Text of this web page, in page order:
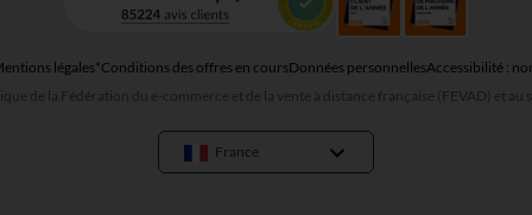
légales*Conditions des offres en coursDonnées personnellesAccessibilité :
de la Fédération du e-commerce et de la vente à distance française (FEVAD) et
France